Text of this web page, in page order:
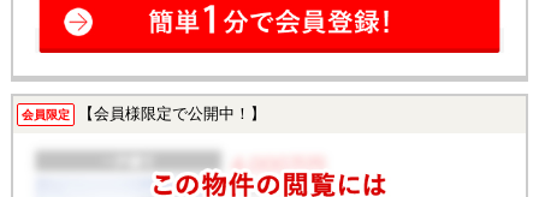
会員限定 【会員様限定で公開中！】